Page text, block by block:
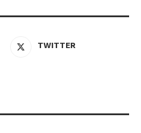
TWITTER